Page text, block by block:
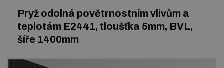
Profily a výroba těsnění
Technické plasty
Dopravníkové pásy a montáž
Pryž odolná povětrnostním vlivům a
teplotám E2441, tloušťka 5mm, BVL,
šíře 1400mm